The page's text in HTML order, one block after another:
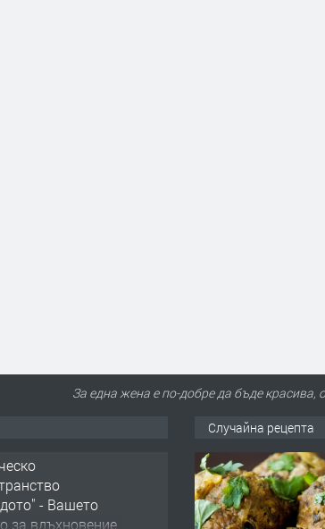
За една жена е по-добре да бъде
- Вашето
за вдъхновение
Случайна рецепта